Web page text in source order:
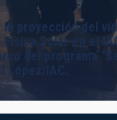
proyección del
Solar en el
del programa
López/IAC.